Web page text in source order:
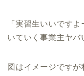
「実習生いいです
いていく事業主ヤバ
図はイメージです